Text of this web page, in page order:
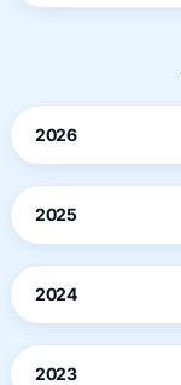
2026
2025
2024
2023